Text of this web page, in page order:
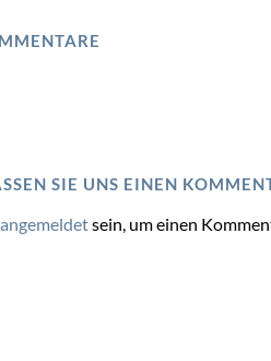
SIE UNS EINEN
angemeldetsein, um einen